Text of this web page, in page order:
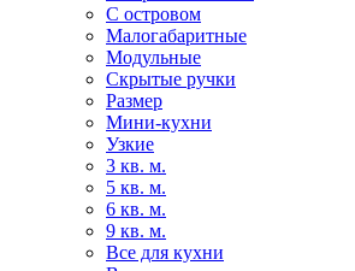
С островом
Малогабаритные
Модульные
Скрытые ручки
Размер
Мини-кухни
Узкие
3 кв. м.
5 кв. м.
6 кв. м.
9 кв. м.
Все для кухни